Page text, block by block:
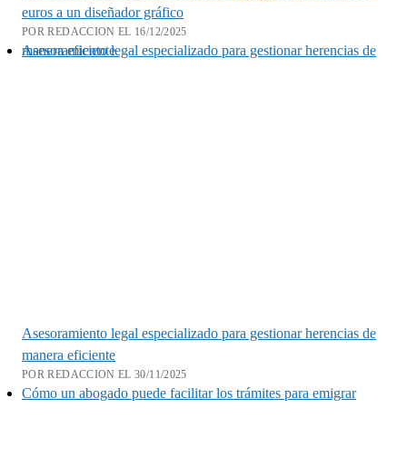
euros a un diseñador gráfico
POR REDACCION EL 16/12/2025
Asesoramiento legal especializado para gestionar herencias de manera eficiente
Asesoramiento legal especializado para gestionar herencias de
manera eficiente
POR REDACCION EL 30/11/2025
Cómo un abogado puede facilitar los trámites para emigrar